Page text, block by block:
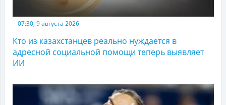
07:30, 9 августа 2026
Кто из казахстанцев реально нуждается в
адресной социальной помощи теперь выявляет
ИИ